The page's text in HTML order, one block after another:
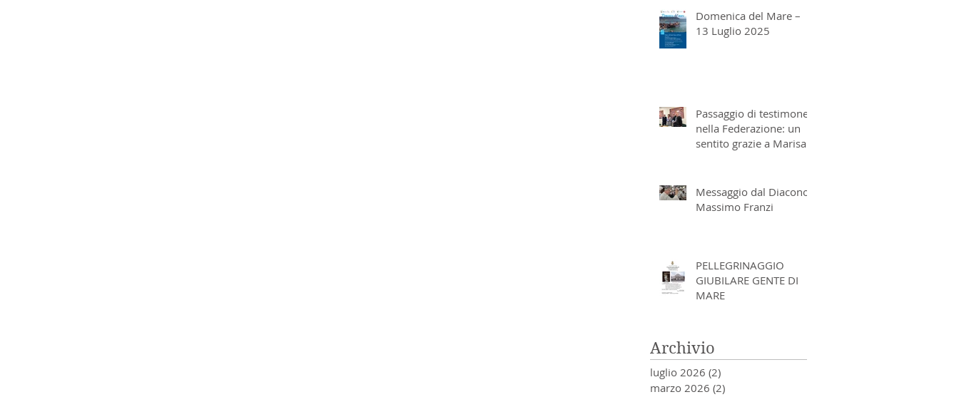
Domenica del Mare –
13 Luglio 2025
Passaggio di testimone
nella Federazione: un
sentito grazie a Marisa
Messaggio dal Diacono
Massimo Franzi
PELLEGRINAGGIO
GIUBILARE GENTE DI
MARE
Archivio
luglio 2026 (2)
marzo 2026 (2)